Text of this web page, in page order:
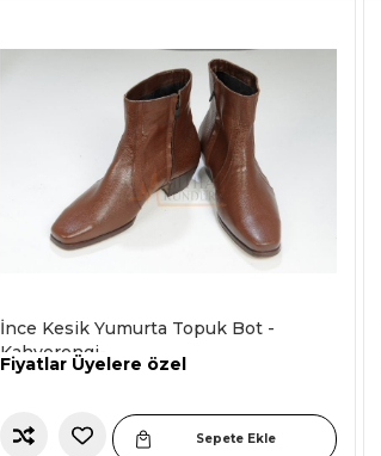
İnce Kesik Yumurta Topuk Bot -
Kahverengi-
Fiyatlar Üyelere özel
Sepete Ekle